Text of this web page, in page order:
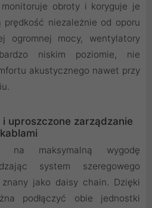
obroty i koryguje je
prędkość niezależnie od oporu
ogromnej mocy, wentylatory
niskim poziomie, nie
akustycznego nawet przy
uproszczone zarządzanie
kablami
na maksymalną wygodę
system szeregowego
znany jako daisy chain. Dzięki
podłączyć obie jednostki